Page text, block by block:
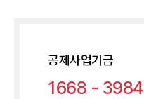
공제사업기금
1668 - 3984